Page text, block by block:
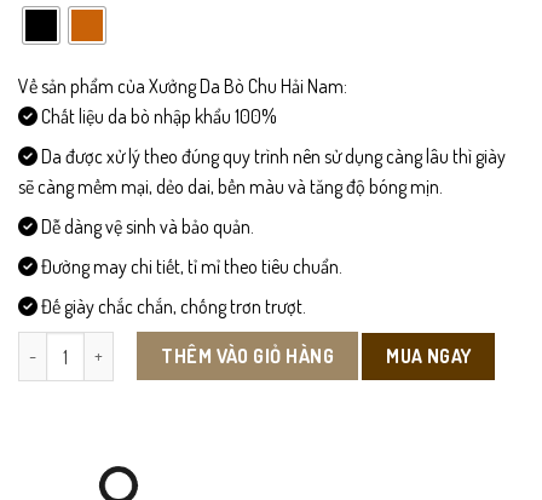
Về sản phẩm của Xưởng Da Bò Chu Hải Nam:
Chất liệu da bò nhập khẩu 100%
Da được xử lý theo đúng quy trình nên sử dụng càng lâu thì giày
sẽ càng mềm mại, dẻo dai, bền màu và tăng độ bóng mịn.
Dễ dàng vệ sinh và bảo quản.
Đường may chi tiết, tỉ mỉ theo tiêu chuẩn.
Đế giày chắc chắn, chống trơn trượt.
VX23 - Ví Cầm Tay Nam số lượng
THÊM VÀO GIỎ HÀNG MUA NGAY